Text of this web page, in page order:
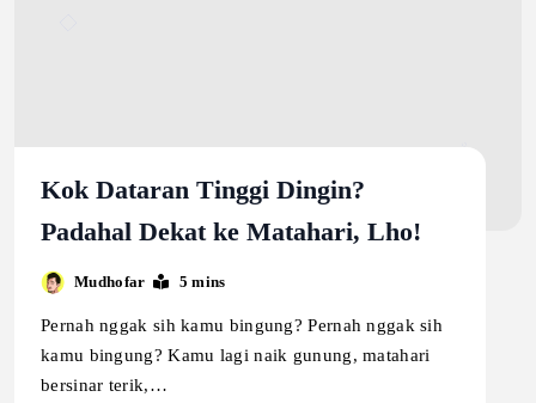
Kok Dataran Tinggi Dingin?
Padahal Dekat ke Matahari, Lho!
Mudhofar 5 mins
Pernah nggak sih kamu bingung? Pernah nggak sih
kamu bingung? Kamu lagi naik gunung, matahari
bersinar terik,…